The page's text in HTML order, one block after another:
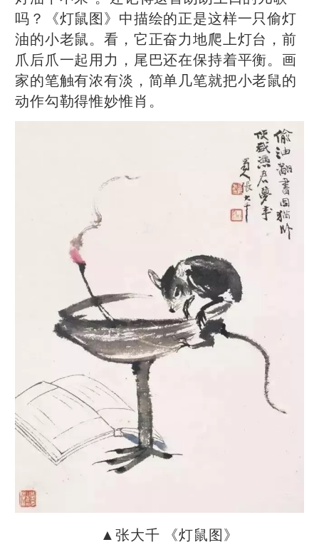
吗？《灯鼠图》中描绘的正是这样一只偷灯
油的小老鼠。看，它正奋力地爬上灯台，前
爪后爪一起用力，尾巴还在保持着平衡。画
家的笔触有浓有淡，简单几笔就把小老鼠的
动作勾勒得惟妙惟肖。
▲张大千 《灯鼠图》